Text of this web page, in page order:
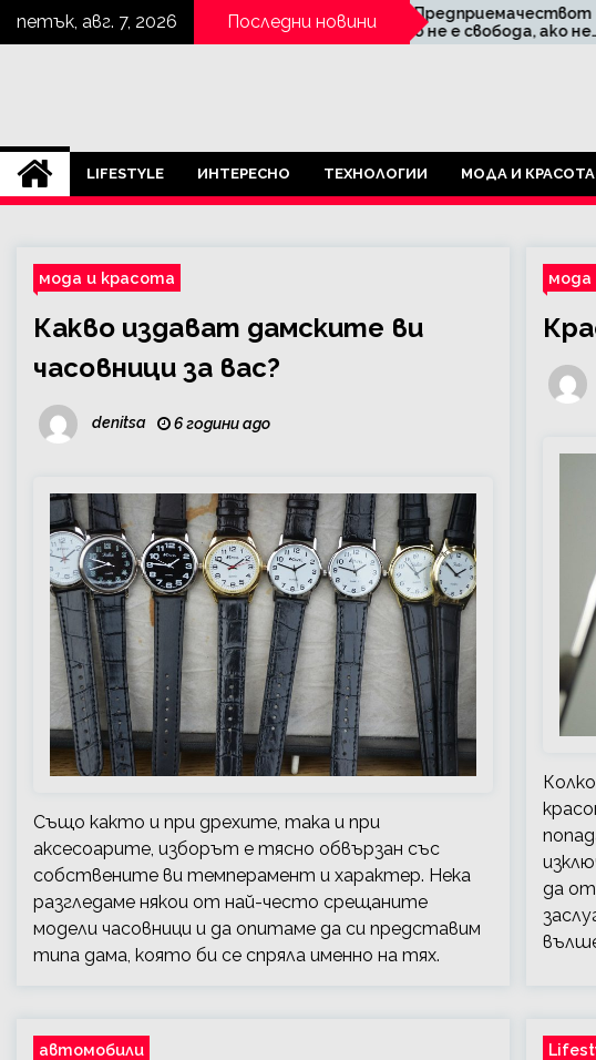
петък, авг. 7, 2026 Последни новини
– състав,
и
на
Предприемачествот
о не е свобода, ако не
знаеш цената ѝ
Alcoma.BG
LIFESTYLE ИНТЕРЕСНО ТЕХНОЛОГИИ МОДА И КРАСОТА
мода и красота
Какво издават дамските ви
часовници за вас?
denitsa 6 години ago
Също както и при дрехите, така и при
аксесоарите, изборът е тясно обвързан със
собствените ви темперамент и характер. Нека
разгледаме някои от най-често срещаните
модели часовници и да опитаме да си представим
типа дама, която би се спряла именно на тях.
мода
да
автомобили